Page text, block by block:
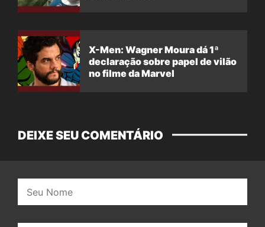
X-Men: Wagner Moura dá 1ª
declaração sobre papel de vilão
no filme da Marvel
DEIXE SEU COMENTÁRIO